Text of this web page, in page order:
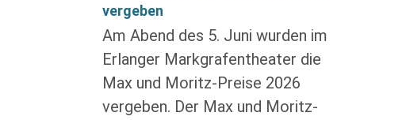
vergeben
Am Abend des 5. Juni wurden im
Erlanger Markgrafentheater die
Max und Moritz-Preise 2026
vergeben. Der Max und Moritz-